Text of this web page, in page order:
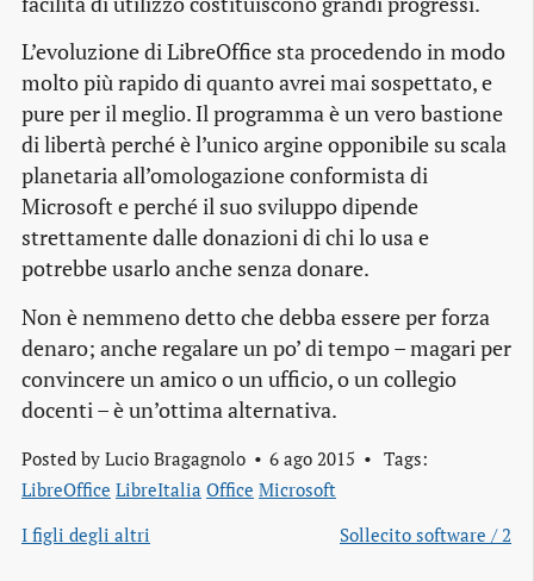
L’evoluzione di LibreOffice sta procedendo in modo
molto più rapido di quanto avrei mai sospettato, e
pure per il meglio. Il programma è un vero bastione
di libertà perché è l’unico argine opponibile su scala
planetaria all’omologazione conformista di
Microsoft e perché il suo sviluppo dipende
strettamente dalle donazioni di chi lo usa e
potrebbe usarlo anche senza donare.
Non è nemmeno detto che debba essere per forza
denaro; anche regalare un po’ di tempo – magari per
convincere un amico o un ufficio, o un collegio
docenti – è un’ottima alternativa.
Posted by Lucio Bragagnolo 6 ago 2015
Tags:
LibreOffice LibreItalia Office Microsoft
I figli degli altri
Sollecito software / 2